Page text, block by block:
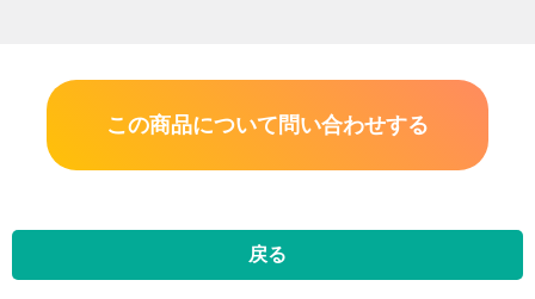
この商品について問い合わせする
戻る